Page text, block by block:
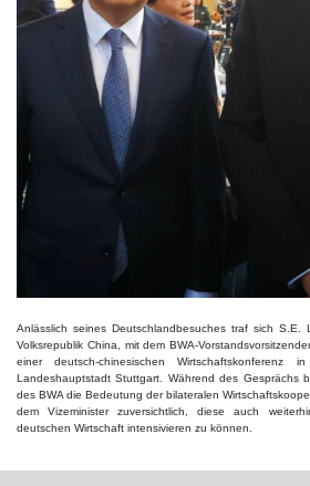
Anlässlich seines Deutschlandbesuches traf sich S.E.
Volksrepublik China, mit dem BWA-
einer deutsch-chinesischen Wirtschaftskonferenz
Landeshauptstadt Stuttgart. Während des Gesprächs
des BWA die Bedeutung der bilateralen
dem Vizeminister zuversichtlich, diese auch
deutschen Wirtschaft intensivieren zu können.